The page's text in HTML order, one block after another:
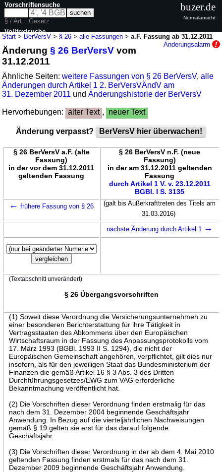
Start > BerVersV > § 26 >alle Fassungen >a.F. Fassung ab 31.12.2011
Änderungsalarm
Änderung§ 26 BerVersV vom
31.12.2011
Ähnliche Seiten:weitere Fassungen von § 26 BerVersV,alle
Änderungen durch Artikel 1 2. BerVersVÄndV am
31. Dezember 2011 undÄnderungshistorie der BerVersV
Hervorhebungen: alter Text , neuer Text
Änderung verpasst? BerVersV hier überwachen!
§ 26 BerVersV a.F. (alte
Fassung)
in der vor dem 31.12.2011
geltenden Fassung
§ 26 BerVersV n.F. (neue
Fassung)
in der am 31.12.2011 geltenden
Fassung
durch Artikel 1 V. v. 23.12.2011
BGBl. I S. 3135
← frühere Fassung von § 26
(galt bis Außerkrafttreten des Titels am
31.03.2016)
nächste Änderung durch Artikel 1 →
(Textabschnitt unverändert)
§ 26 Übergangsvorschriften
(1) Soweit diese Verordnung die Versicherungsunternehmen zu
einer besonderen Berichterstattung für ihre Tätigkeit in
Vertragsstaaten des Abkommens über den Europäischen
Wirtschaftsraum in der Fassung des Anpassungsprotokolls vom
17. März 1993 (BGBl. 1993 II S. 1294), die nicht der
Europäischen Gemeinschaft angehören, verpflichtet, gilt dies nur
insofern, als für den jeweiligen Staat das Bundesministerium der
Finanzen die gemäß Artikel 16 § 3 Abs. 3 des Dritten
Durchführungsgesetzes/EWG zum VAG erforderliche
Bekanntmachung veröffentlicht hat.
(2) Die Vorschriften dieser Verordnung finden erstmalig für das
nach dem 31. Dezember 2004 beginnende Geschäftsjahr
Anwendung. In Bezug auf die vierteljährlichen Nachweisungen
gemäß § 19 gelten sie erst für das darauf folgende
Geschäftsjahr.
(3) Die Vorschriften dieser Verordnung in der ab dem 4. Mai 2010
geltenden Fassung finden erstmals für das nach dem 31.
Dezember 2009 beginnende Geschäftsjahr Anwendung.
Vorschriftensuche
§ / Art.
Gesetz
Volltextsuche
nur in BerVersV
buzer.de
Normalansicht